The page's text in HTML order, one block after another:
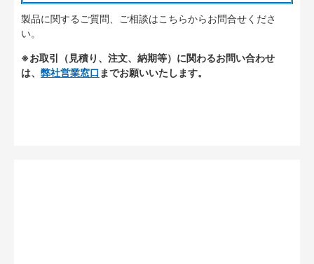
製品に関するご質問、ご相談はこちらからお問合せくださ
い。
※お取引（見積り、注文、納期等）に関わるお問い合わせ
は、 弊社営業窓口 までお願いいたします。